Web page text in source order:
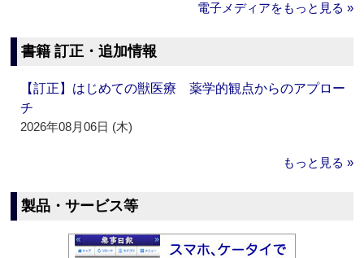
電子メディアをもっと見る »
書籍 訂正・追加情報
【訂正】はじめての獣医療 薬学的観点からのアプロー
チ
2026年08月06日 (木)
もっと見る »
製品・サービス等